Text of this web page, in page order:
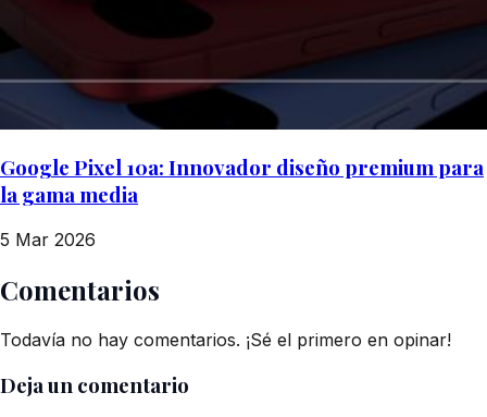
Google Pixel 10a: Innovador diseño premium para
la gama media
5 Mar 2026
Comentarios
Todavía no hay comentarios. ¡Sé el primero en opinar!
Deja un comentario